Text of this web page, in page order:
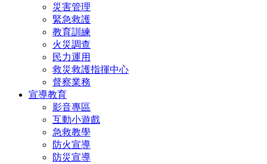
災害管理
緊急救護
教育訓練
火災調查
民力運用
救災救護指揮中心
督察業務
宣導教育
影音專區
互動小遊戲
急救教學
防火宣導
防災宣導